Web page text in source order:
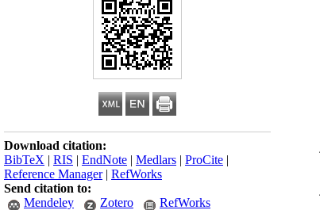
Download citation:
BibTeX | RIS | EndNote | Medlars | ProCite |
Reference Manager| RefWorks
Send citation to:
Mendeley
Zotero RefWorks